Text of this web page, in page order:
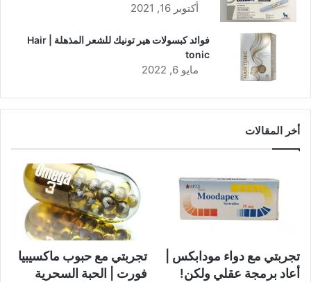
أكتوبر 16, 2021
فوائد كبسولات هير تونيك للشعر المذهلة | Hair
tonic
مايو 6, 2022
أخر المقالات
تجربتي مع دواء مودابكس |
أعاد برمجة عقلي ولكن!
تجربتي مع حبوب ماكسيبيا
فورت | الحبة السحرية